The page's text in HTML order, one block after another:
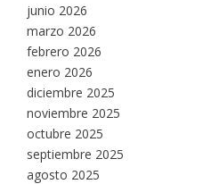
junio 2026
marzo 2026
febrero 2026
enero 2026
diciembre 2025
noviembre 2025
octubre 2025
septiembre 2025
agosto 2025